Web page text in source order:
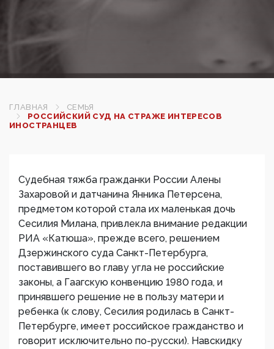
ГЛАВНАЯ
СЕМЬЯ
РОССИЙСКИЙ СУД НА СТРАЖЕ ИНТЕРЕСОВ
ИНОСТРАНЦЕВ
Судебная тяжба гражданки России Алены
Захаровой и датчанина Янника Петерсена,
предметом которой стала их маленькая дочь
Сесилия Милана, привлекла внимание редакции
РИА «Катюша», прежде всего, решением
Дзержинского суда Санкт-Петербурга,
поставившего во главу угла не российские
законы, а Гаагскую конвенцию 1980 года, и
принявшего решение не в пользу матери и
ребенка (к слову, Сесилия родилась в Санкт-
Петербурге, имеет российское гражданство и
говорит исключительно по-русски). Навскидку